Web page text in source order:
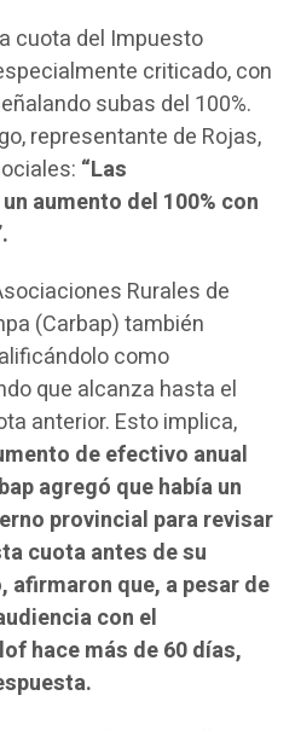
cuota del Impuesto
criticado, con
subas del 100%.
representante de Rojas,
“Las
aumento del 100% con
Rurales de
(Carbap) también
como
que alcanza hasta el
anterior. Esto implica,
de efectivo anual
agregó que había un
provincial para revisar
cuota antes de su
afirmaron que, a pesar de
con el
hace más de 60 días,